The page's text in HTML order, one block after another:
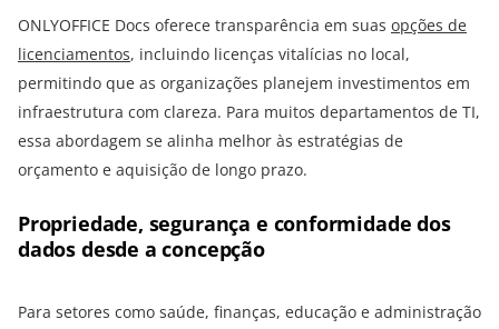
ONLYOFFICE Docs oferece transparência em suas opções de
licenciamentos, incluindo licenças vitalícias no local,
permitindo que as organizações planejem investimentos em
infraestrutura com clareza. Para muitos departamentos de TI,
essa abordagem se alinha melhor às estratégias de
orçamento e aquisição de longo prazo.
Propriedade, segurança e conformidade dos
dados desde a concepção
Para setores como saúde, finanças, educação e administração